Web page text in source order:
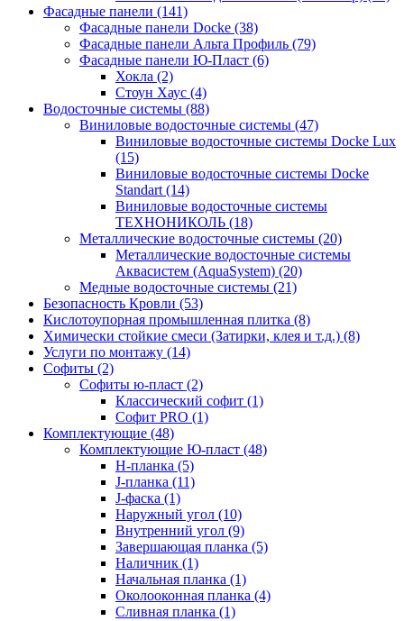
Фасадные панели (141)
Фасадные панели Docke (38)
Фасадные панели Альта Профиль (79)
Фасадные панели Ю-Пласт (6)
Хокла (2)
Стоун Хаус (4)
Водосточные системы (88)
Виниловые водосточные системы (47)
Виниловые водосточные системы Docke Lux
(15)
Виниловые водосточные системы Docke
Standart (14)
Виниловые водосточные системы
ТЕХНОНИКОЛЬ (18)
Металлические водосточные системы (20)
Металлические водосточные системы
Аквасистем (AquaSystem) (20)
Медные водосточные системы (21)
Безопасность Кровли (53)
Кислотоупорная промышленная плитка (8)
Химически стойкие смеси (Затирки, клея и т.д.) (8)
Услуги по монтажу (14)
Софиты (2)
Софиты ю-пласт (2)
Классический софит (1)
Софит PRO (1)
Комплектующие (48)
Комплектующие Ю-пласт (48)
H-планка (5)
J-планка (11)
J-фаска (1)
Наружный угол (10)
Внутренний угол (9)
Завершающая планка (5)
Наличник (1)
Начальная планка (1)
Околооконная планка (4)
Сливная планка (1)